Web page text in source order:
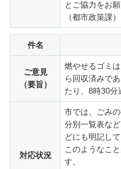
とご協力をお
（都市政策課）
件名
ご意見
（要旨）
燃やせるゴミ
ら回収済みで
たり、8時30分
対応状況
市では、ごみ
分別一覧表な
どにも明記し
このようなこ
す。